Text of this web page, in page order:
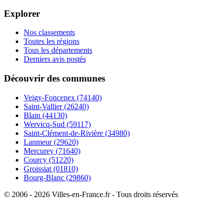
Explorer
Nos classements
Toutes les régions
Tous les départements
Derniers avis postés
Découvrir des communes
Veigy-Foncenex (74140)
Saint-Vallier(26240)
Blain (44130)
Wervicq-Sud (59117)
Saint-Clément-de-Rivière (34980)
Lanmeur(29620)
Mercurey (71640)
Courcy (51220)
Groissiat (01810)
Bourg-Blanc (29860)
© 2006 - 2026 Villes-en-France.fr - Tous droits réservés